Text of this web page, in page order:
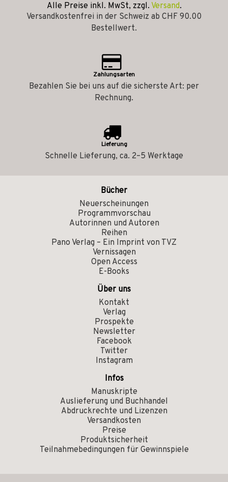
Alle Preise inkl. MwSt, zzgl. Versand.
Versandkostenfrei in der Schweiz ab CHF 90.00
Bestellwert.
Zahlungsarten
Bezahlen Sie bei uns auf die sicherste Art: per
Rechnung.
Lieferung
Schnelle Lieferung, ca. 2–5 Werktage
Bücher
Neuerscheinungen
Programmvorschau
Autorinnen und Autoren
Reihen
Pano Verlag – Ein Imprint von TVZ
Vernissagen
Open Access
E-Books
Über uns
Kontakt
Verlag
Prospekte
Newsletter
Facebook
Twitter
Instagram
Infos
Manuskripte
Auslieferung und Buchhandel
Abdruckrechte und Lizenzen
Versandkosten
Preise
Produktsicherheit
Teilnahmebedingungen für Gewinnspiele